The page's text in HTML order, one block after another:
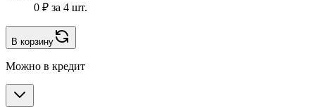
0 ₽ за 4 шт.
В корзину
Можно в кредит